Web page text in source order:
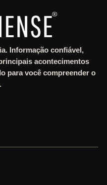
Informação confiável,
acontecimentos
para você compreender o